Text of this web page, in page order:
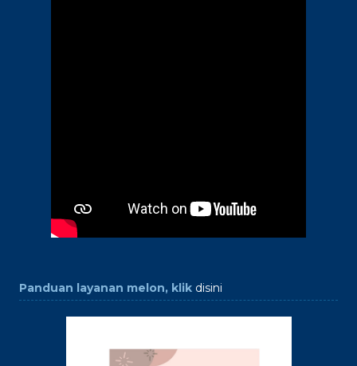
Panduan layanan melon, klik disini